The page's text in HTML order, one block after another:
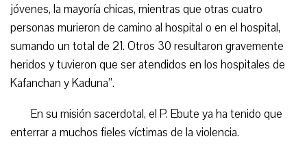
jóvenes, la mayoría chicas, mientras que otras cuatro
personas murieron de camino al hospital o en el hospital,
sumando un total de 21. Otros 30 resultaron gravemente
heridos y tuvieron que ser atendidos en los hospitales de
Kafanchan y Kaduna”.
En su misión sacerdotal, el P. Ebute ya ha tenido que
enterrar a muchos fieles víctimas de la violencia.